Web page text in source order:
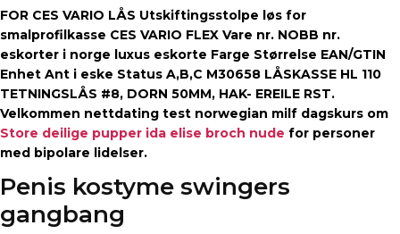
FOR CES VARIO LÅS Utskiftingsstolpe løs for
smalprofilkasse CES VARIO FLEX Vare nr. NOBB nr.
eskorter i norge luxus eskorte Farge Størrelse EAN/GTIN
Enhet Ant i eske Status A,B,C M30658 LÅSKASSE HL 110
TETNINGSLÅS #8, DORN 50MM, HAK- EREILE RST.
Velkommen nettdating test norwegian milf dagskurs om
Store deilige pupper ida elise broch nude for personer
med bipolare lidelser.
Penis kostyme swingers
gangbang